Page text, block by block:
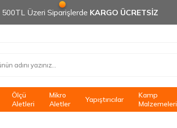
500TL Üzeri Siparişlerde KARGO ÜCRETSİZ
Ölçü
Aletleri
Mikro
Aletler
Yapıştırıcılar
Kamp
Malzemeleri